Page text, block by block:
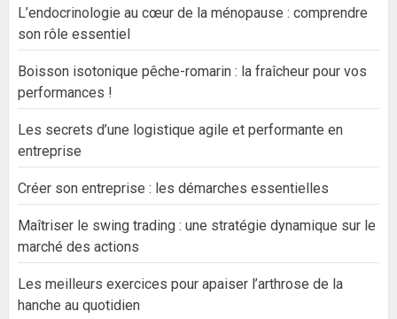
L’endocrinologie au cœur de la ménopause : comprendre
son rôle essentiel
Boisson isotonique pêche-romarin : la fraîcheur pour vos
performances !
Les secrets d’une logistique agile et performante en
entreprise
Créer son entreprise : les démarches essentielles
Maîtriser le swing trading : une stratégie dynamique sur le
marché des actions
Les meilleurs exercices pour apaiser l’arthrose de la
hanche au quotidien